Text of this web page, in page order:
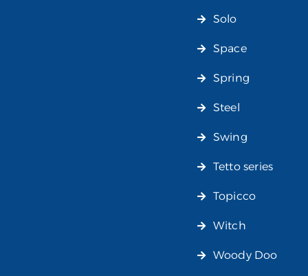
Solo
Space
Spring
Steel
Swing
Tetto series
Topicco
Witch
Woody Doo